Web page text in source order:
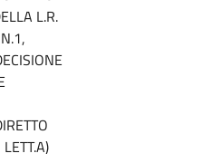
L.R.